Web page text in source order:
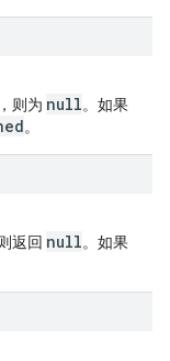
则为 null。如果
。
返回 null。如果